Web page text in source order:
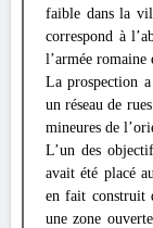
faible dans la
correspond à
l’armée romaine
La prospection
un réseau de
mineures de
L’un des
avait été placé
en fait construit
une zone